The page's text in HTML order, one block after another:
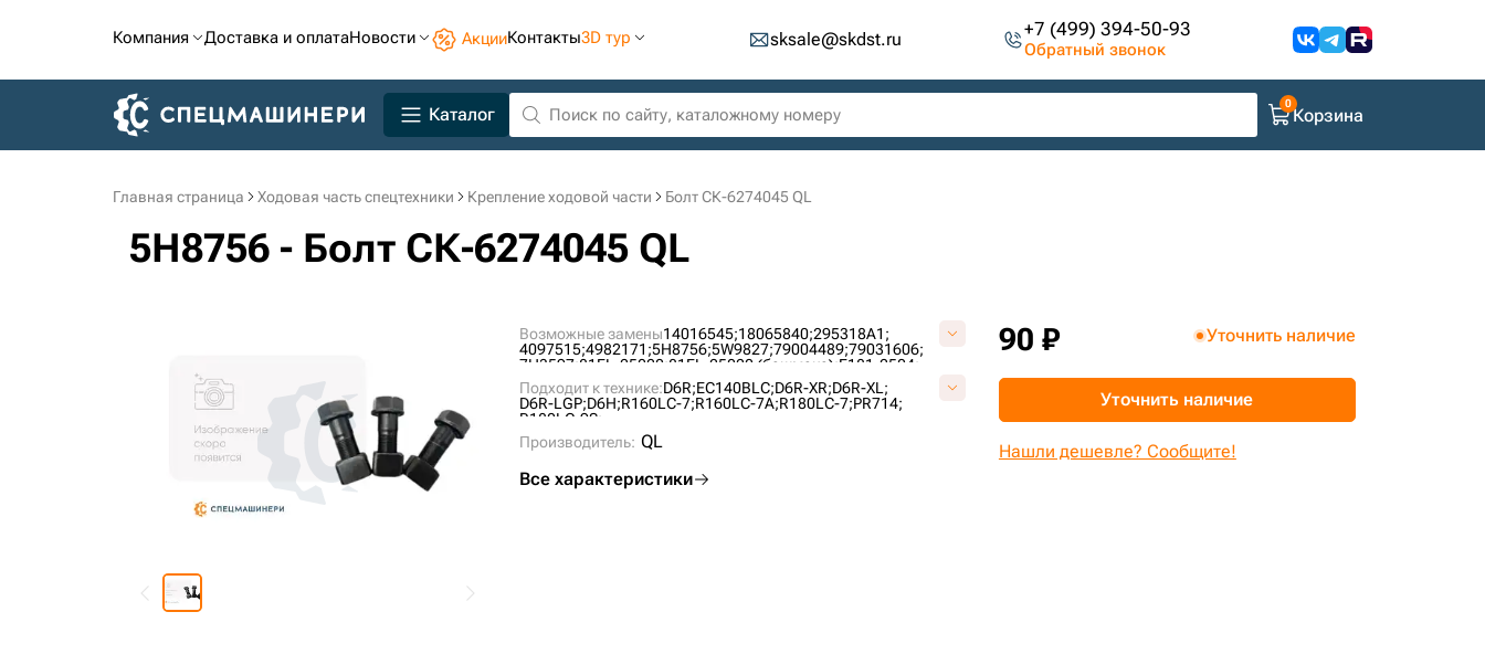
Компания Доставка и оплатаНовости АкцииКонтакты3D тур sksale@skdst.ru +7 (499) 394-50-93
Обратный звонок
Каталог Корзина
Главная страница Ходовая часть спецтехники Крепление ходовой части Болт СК-6274045 QL
5H8756 - Болт СК-6274045 QL
Возможные замены14016545;18065840;295318A1;
4097515;4982171;5H8756;5W9827;79004489;79031606;
7H3597;81EL-25020;81EL-25020 (башмака);E181-2504;
E181-2504 (башмака);JNA0295;JNA0362;T121478;
T43323;T45096;
Подходит к технике:D6R;EC140BLC;D6R-XR;D6R-XL;
D6R-LGP;D6H;R160LC-7;R160LC-7A;R180LC-7;PR714;
R180LC-9S;
Производитель: QL
Все характеристики
90 ₽ Уточнить наличие
Уточнить наличие
Нашли дешевле? Сообщите!